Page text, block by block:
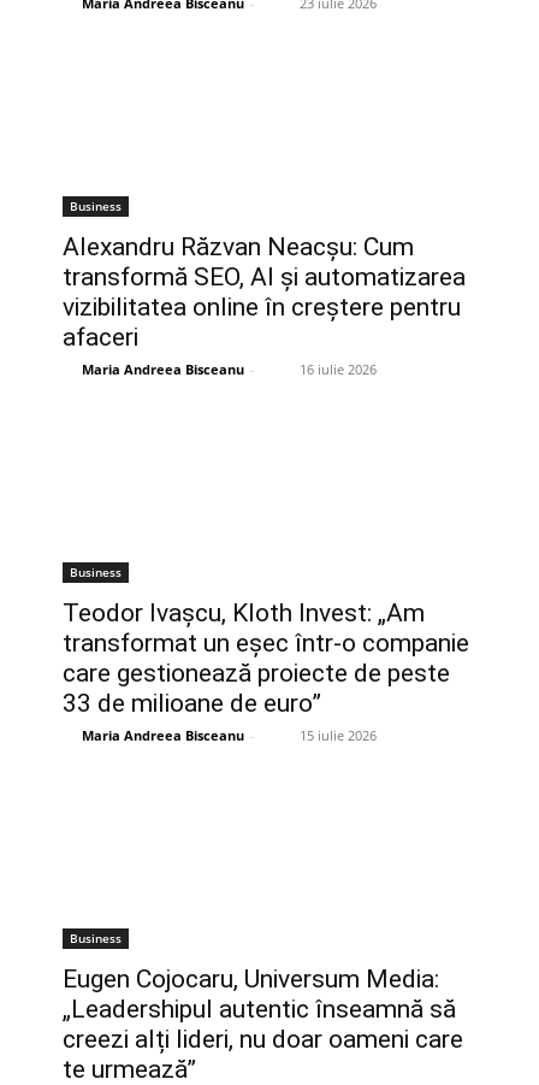
Business
Alexandru Răzvan Neacșu: Cum
transformă SEO, AI și automatizarea
vizibilitatea online în creștere pentru
afaceri
Maria Andreea Bisceanu - 16 iulie 2026
Business
Teodor Ivașcu, Kloth Invest: „Am
transformat un eșec într-o companie
care gestionează proiecte de peste
33 de milioane de euro”
Maria Andreea Bisceanu - 15 iulie 2026
Business
Eugen Cojocaru, Universum Media:
„Leadershipul autentic înseamnă să
creezi alți lideri, nu doar oameni care
te urmează”